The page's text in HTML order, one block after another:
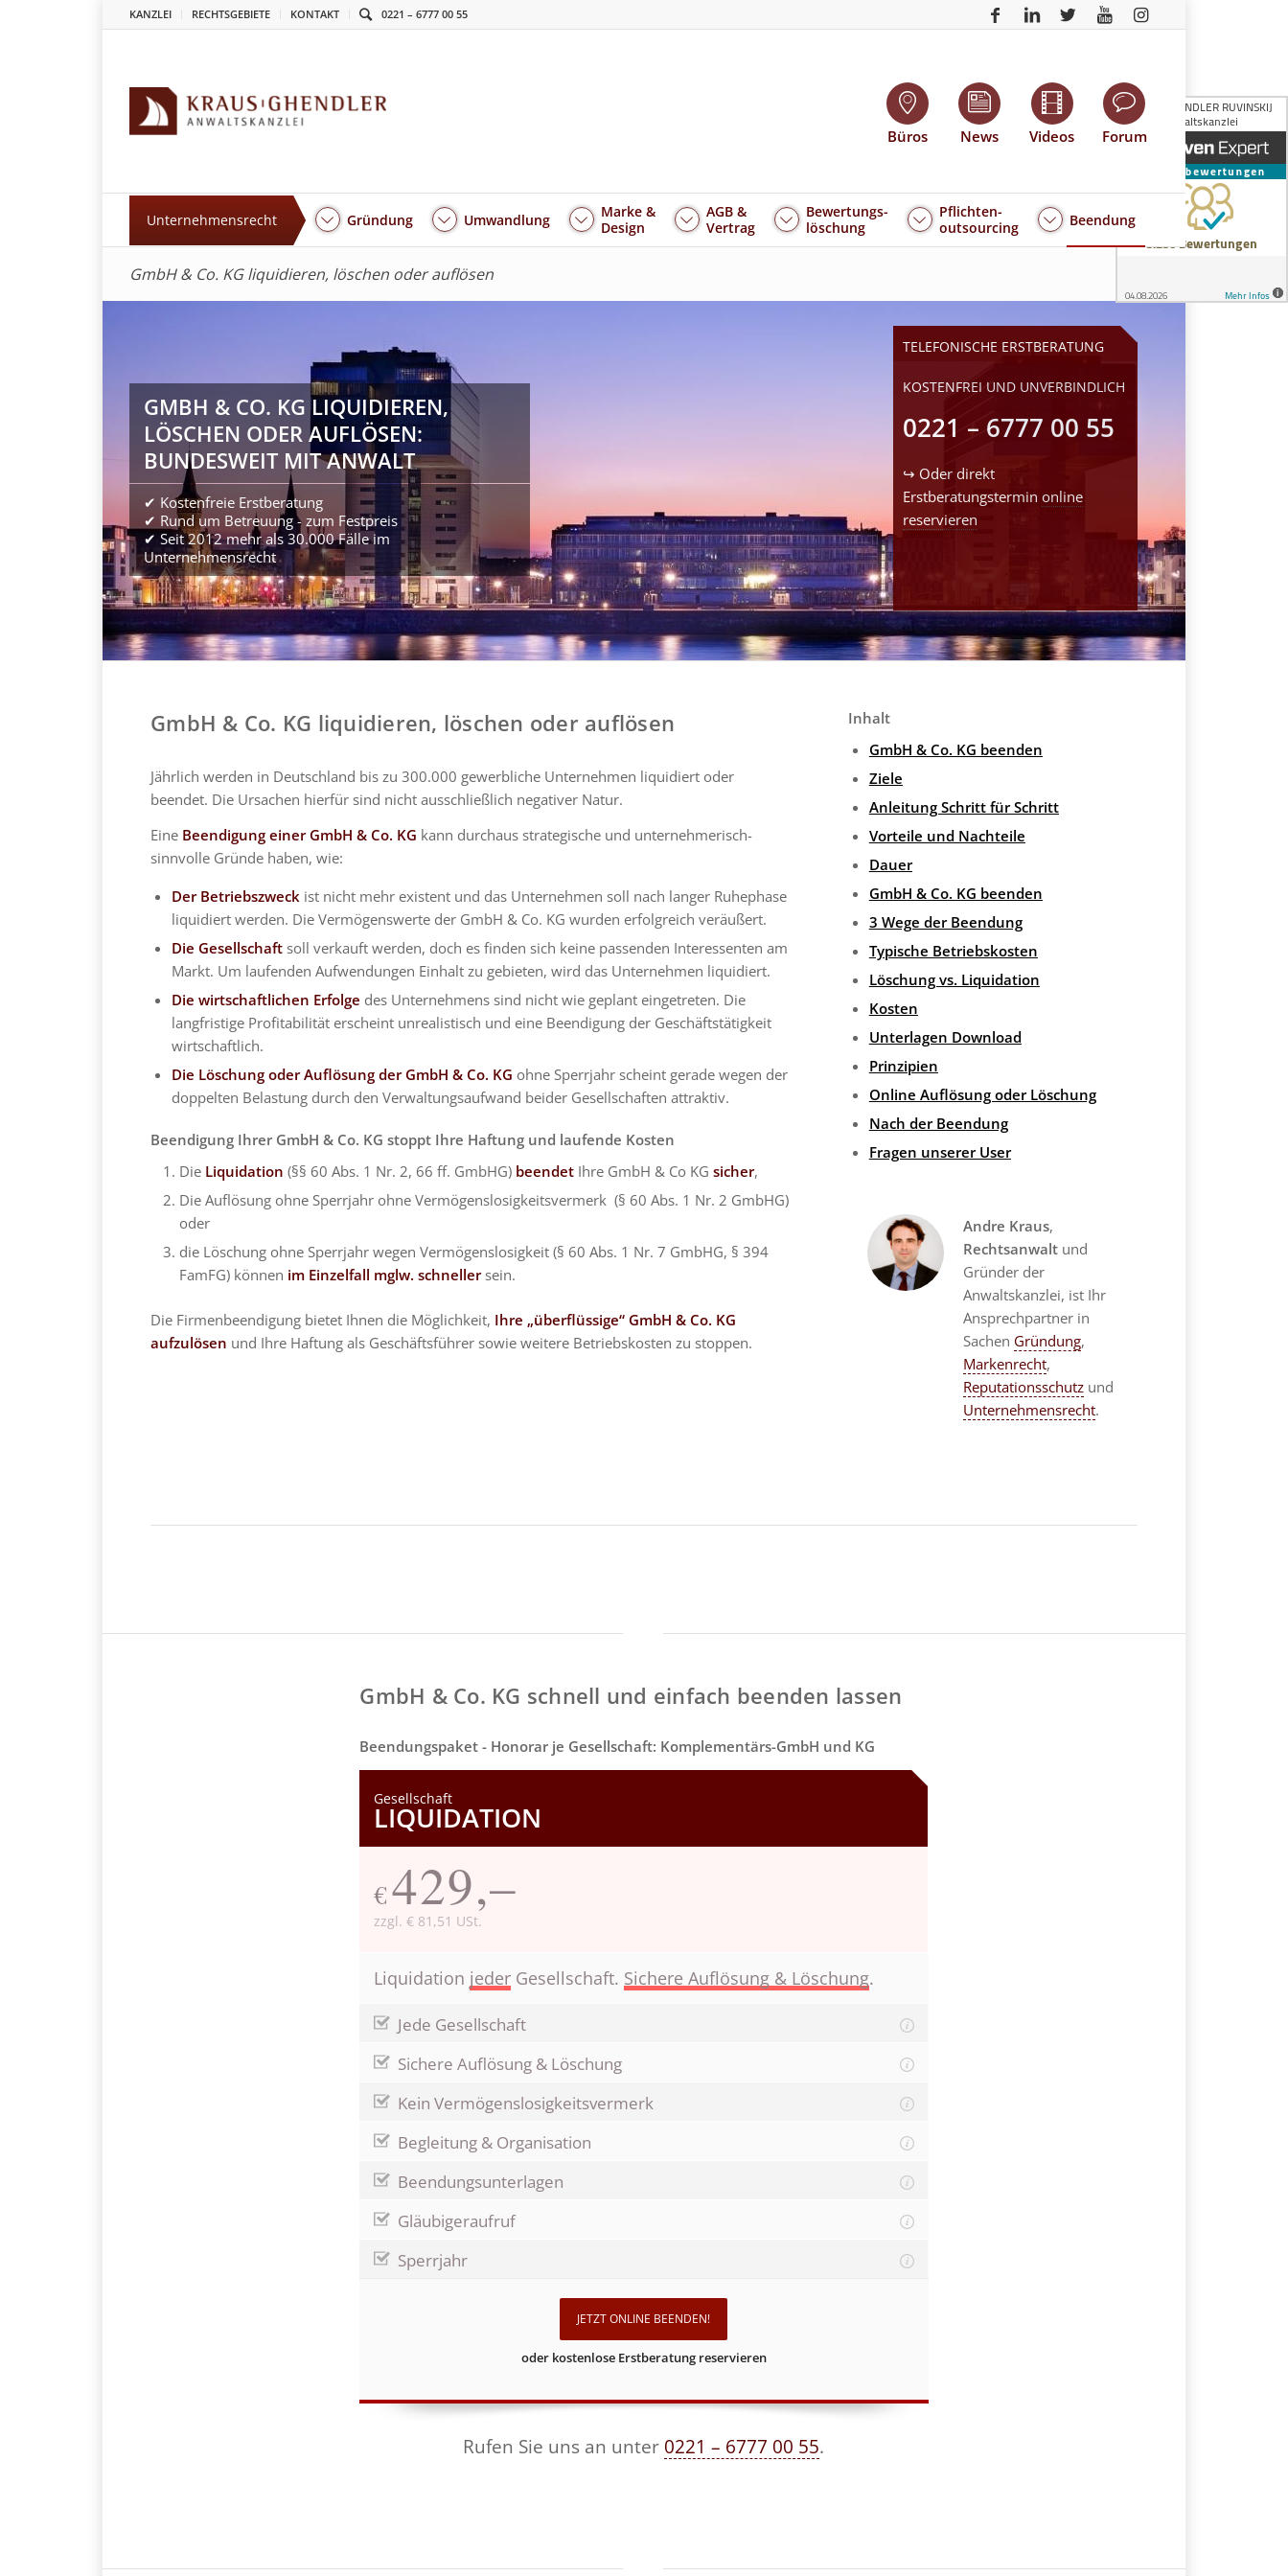
KANZLEI RECHTSGEBIETE KONTAKT 0221 – 6777 00 55
Büros News Videos Forum
Unternehmensrecht Gründung Umwandlung
Marke &
Design
AGB &
Vertrag
Bewertungs-
löschung
Pflichten-
outsourcing
Beendung
GmbH & Co. KG liquidieren, löschen oder auflösen
GMBH & CO. KG LIQUIDIEREN,
LÖSCHEN ODER AUFLÖSEN:
BUNDESWEIT MIT ANWALT
✔ Kostenfreie Erstberatung
✔ Rund um Betreuung - zum Festpreis
✔ Seit 2012 mehr als 30.000 Fälle im
Unternehmensrecht
TELEFONISCHE ERSTBERATUNG
KOSTENFREI UND UNVERBINDLICH
0221 – 6777 00 55
↪ Oder direkt
Erstberatungstermin online
reservieren
GmbH & Co. KG liquidieren, löschen oder auflösen
Jährlich werden in Deutschland bis zu 300.000 gewerbliche Unternehmen liquidiert oder
beendet. Die Ursachen hierfür sind nicht ausschließlich negativer Natur.
Eine Beendigung einer GmbH & Co. KG kann durchaus strategische und unternehmerisch-
sinnvolle Gründe haben, wie:
Der Betriebszweck ist nicht mehr existent und das Unternehmen soll nach langer Ruhephase
liquidiert werden. Die Vermögenswerte der GmbH & Co. KG wurden erfolgreich veräußert.
Die Gesellschaft soll verkauft werden, doch es finden sich keine passenden Interessenten am
Markt. Um laufenden Aufwendungen Einhalt zu gebieten, wird das Unternehmen liquidiert.
Die wirtschaftlichen Erfolge des Unternehmens sind nicht wie geplant eingetreten. Die
langfristige Profitabilität erscheint unrealistisch und eine Beendigung der Geschäftstätigkeit
wirtschaftlich.
Die Löschung oder Auflösung der GmbH & Co. KG ohne Sperrjahr scheint gerade wegen der
doppelten Belastung durch den Verwaltungsaufwand beider Gesellschaften attraktiv.
Beendigung Ihrer GmbH & Co. KG stoppt Ihre Haftung und laufende Kosten
Die Liquidation (§§ 60 Abs. 1 Nr. 2, 66 ff. GmbHG) beendet Ihre GmbH & Co KG sicher,
Die Auflösung ohne Sperrjahr ohne Vermögenslosigkeitsvermerk (§ 60 Abs. 1 Nr. 2 GmbHG)
oder
die Löschung ohne Sperrjahr wegen Vermögenslosigkeit (§ 60 Abs. 1 Nr. 7 GmbHG, § 394
FamFG) können im Einzelfall mglw. schnellersein.
Die Firmenbeendigung bietet Ihnen die Möglichkeit, Ihre „überflüssige“ GmbH & Co. KG
aufzulösen und Ihre Haftung als Geschäftsführer sowie weitere Betriebskosten zu stoppen.
Inhalt
GmbH & Co. KG beenden
Ziele
Anleitung Schritt für Schritt
Vorteile und Nachteile
Dauer
GmbH & Co. KG beenden
3 Wege der Beendung
Typische Betriebskosten
Löschung vs. Liquidation
Kosten
Unterlagen Download
Prinzipien
Online Auflösung oder Löschung
Nach der Beendung
Fragen unserer User
Andre Kraus,
Rechtsanwalt und
Gründer der
Anwaltskanzlei, ist Ihr
Ansprechpartner in
Sachen Gründung,
Markenrecht,
Reputationsschutzund
Unternehmensrecht.
GmbH & Co. KG schnell und einfach beenden lassen
Beendungspaket - Honorar je Gesellschaft: Komplementärs-GmbH und KG
Gesellschaft
LIQUIDATION
€429,–
zzgl. € 81,51 USt.
Liquidation jeder Gesellschaft. Sichere Auflösung & Löschung.
Jede Gesellschaft
Sichere Auflösung & Löschung
Kein Vermögenslosigkeitsvermerk
Begleitung & Organisation
Beendungsunterlagen
Gläubigeraufruf
Sperrjahr
JETZT ONLINE BEENDEN!
oder kostenlose Erstberatung reservieren
Rufen Sie uns an unter 0221 – 6777 00 55.